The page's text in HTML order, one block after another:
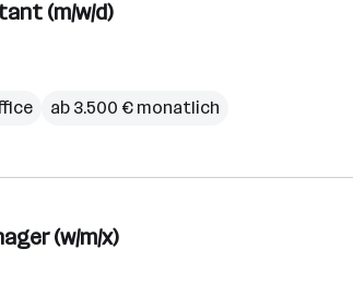
(m/w/d)
ab 3.500 € monatlich
(w/m/x)